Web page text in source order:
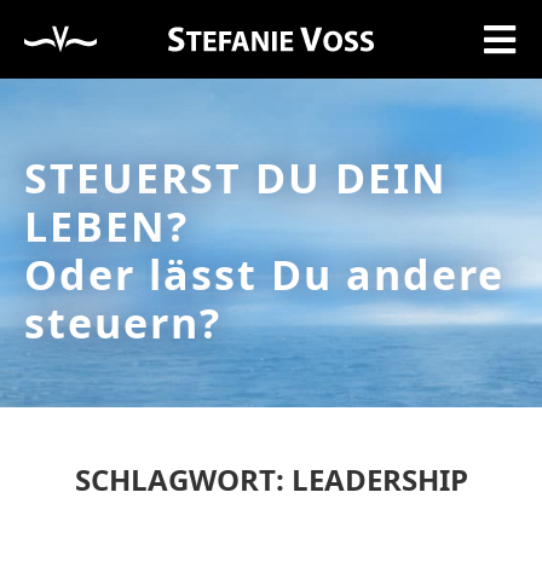
STEUERST DU DEIN
LEBEN?
Oder lässt Du andere
steuern?
SCHLAGWORT: LEADERSHIP